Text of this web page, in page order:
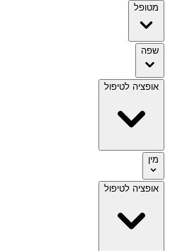
מטופל
שפה
אופציה לטיפול
מין
אופציה לטיפול